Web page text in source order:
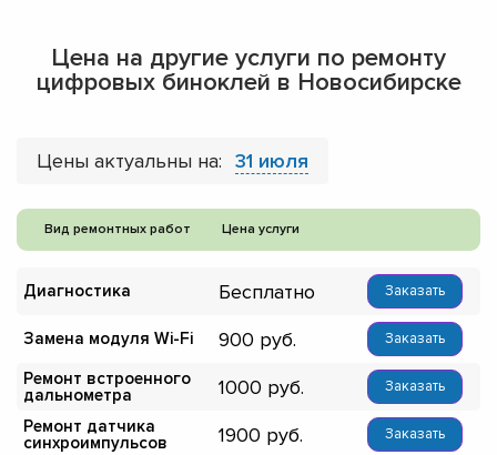
Цена на другие услуги по ремонту
цифровых биноклей в Новосибирске
Цены актуальны на: 31 июля
Вид ремонтных работ Цена услуги
Диагностика Бесплатно Заказать
Замена модуля Wi-Fi 900 Заказать
Ремонт встроенного
дальнометра
1000 Заказать
Ремонт датчика
синхроимпульсов
1900 Заказать